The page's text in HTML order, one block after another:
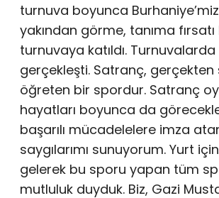
turnuva boyunca
yakından görme, tanıma
turnuvaya katıldı.
gerçekleşti. Satranç,
öğreten bir spordur. Satranç
hayatları boyunca da
başarılı mücadelelere imza
saygılarımı sunuyorum. Yurt
gelerek bu sporu yapan tüm
mutluluk duyduk. Biz, Gazi